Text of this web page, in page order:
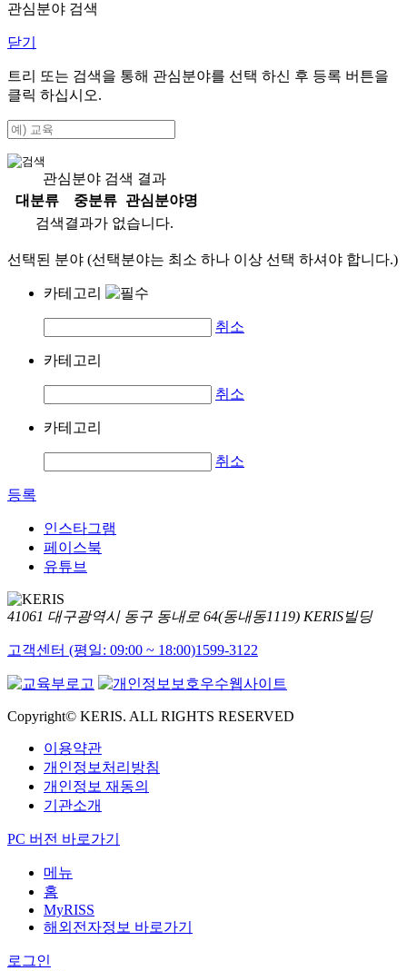
관심분야 검색
닫기
트리 또는 검색을 통해 관심분야를 선택 하신 후 등록 버튼을
클릭 하십시오.
관심분야 검색 결과
대분류
중분류
관심분야명
검색결과가 없습니다.
선택된 분야 (선택분야는 최소 하나 이상 선택 하셔야 합니다.)
카테고리
취소
카테고리
취소
카테고리
취소
등록
인스타그램
페이스북
유튜브
41061 대구광역시 동구 동내로 64(동내동1119) KERIS빌딩
고객센터 (평일: 09:00 ~ 18:00)1599-3122
Copyright© KERIS. ALL RIGHTS RESERVED
이용약관
개인정보처리방침
개인정보 재동의
기관소개
PC 버전 바로가기
메뉴
홈
MyRISS
해외전자정보 바로가기
로그인